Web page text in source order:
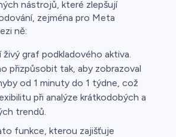
nástrojů, které zlepšují
zejména pro Meta
ně:
živý graf podkladového aktiva.
přizpůsobit tak, aby zobrazoval
od 1 minuty do 1 týdne, což
při analýze krátkodobých a
trendů.
funkce, kterou zajišťuje